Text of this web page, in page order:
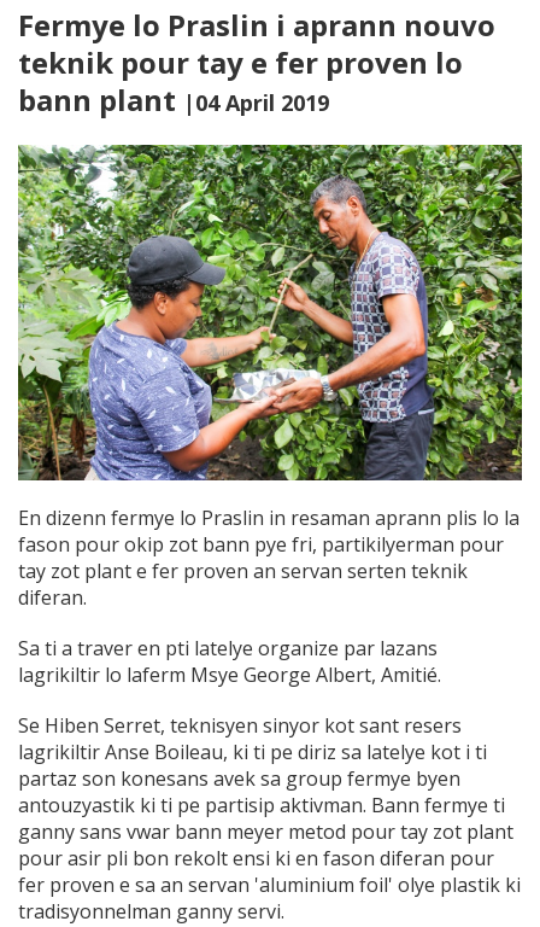
Fermye lo Praslin i aprann nouvo
teknik pour tay e fer proven lo
bann plant |04 April 2019
En dizenn fermye lo Praslin in resaman aprann plis lo la
fason pour okip zot bann pye fri, partikilyerman pour
tay zot plant e fer proven an servan serten teknik
diferan.
Sa ti a traver en pti latelye organize par lazans
lagrikiltir lo laferm Msye George Albert, Amitié.
Se Hiben Serret, teknisyen sinyor kot sant resers
lagrikiltir Anse Boileau, ki ti pe diriz sa latelye kot i ti
partaz son konesans avek sa group fermye byen
antouzyastik ki ti pe partisip aktivman. Bann fermye ti
ganny sans vwar bann meyer metod pour tay zot plant
pour asir pli bon rekolt ensi ki en fason diferan pour
fer proven e sa an servan 'aluminium foil' olye plastik ki
tradisyonnelman ganny servi.